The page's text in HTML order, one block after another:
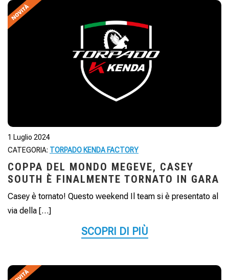
1 Luglio 2024
CATEGORIA: TORPADO KENDA FACTORY
COPPA DEL MONDO MEGEVE, CASEY
SOUTH È FINALMENTE TORNATO IN GARA
Casey è tornato! Questo weekend Il team si è presentato al
via della […]
SCOPRI DI PIÙ